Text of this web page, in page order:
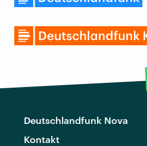
Deutschlandfunk Nova
Kontakt